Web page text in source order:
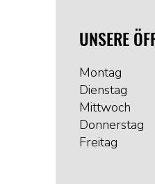
UNSERE
Montag
Dienstag
Mittwoch
Donnerstag
Freitag